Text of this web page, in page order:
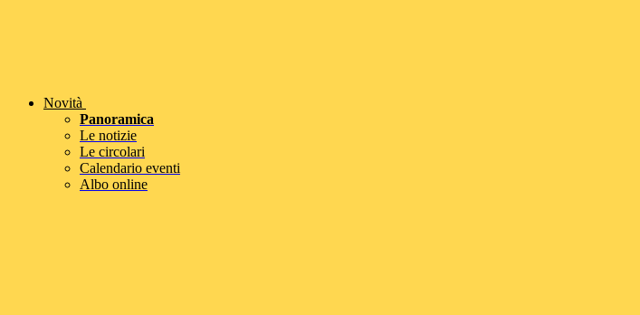
Novità
Panoramica
Le notizie
Le circolari
Calendario eventi
Albo online